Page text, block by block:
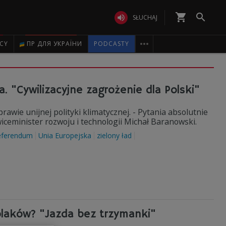
 SŁUCHAJ shopping_cart 
ПР ДЛЯ УКРАЇНИ PODCASTY 
"Cywilizacyjne zagrożenie dla Polski"
unijnej polityki klimatycznej. - Pytania absolutnie
rozwoju i technologii Michał Baranowski.
Unia Europejska zielony ład
"Jazda bez trzymanki"